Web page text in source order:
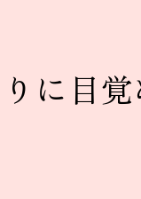
に目覚